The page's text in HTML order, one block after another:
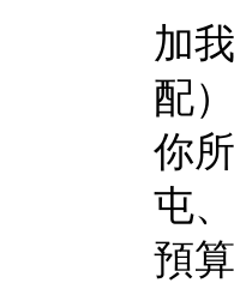
加
配）
你
屯
預